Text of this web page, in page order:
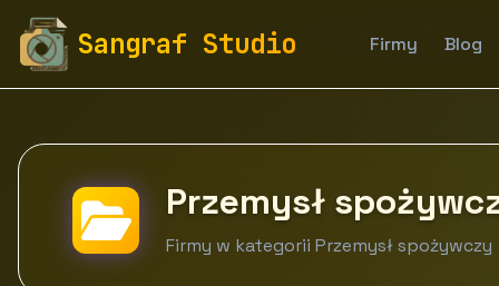
Sangraf Studio Firmy Blog
fototapety-sangraf.pl Firmy
Przemysł
Firmy w kategorii Przemysł spożywczy